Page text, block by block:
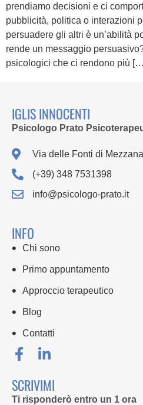
prendiamo decisioni e ci
pubblicità, politica o interazioni
persuadere gli altri è un’abilità
rende un messaggio
psicologici che ci rendono più
IGLIS INNOCENTI
Psicologo Prato
Via delle Fonti di
(+39) 348 7531398
info@psicologo-prato.it
INFO
Chi sono
Primo appuntamento
Approccio terapeutico
Blog
Contatti
SCRIVIMI
Ti risponderò entro un 1 ora